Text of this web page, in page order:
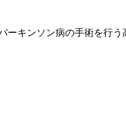
ーキンソン病の手術を行う